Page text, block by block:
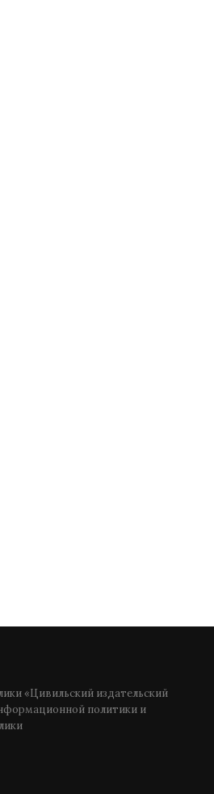
«Цивильский издательский
политики и